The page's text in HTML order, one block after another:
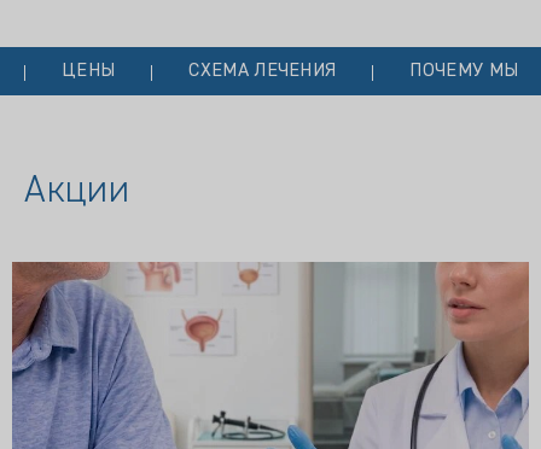
ЦЕНЫ СХЕМА ЛЕЧЕНИЯ ПОЧЕМУ МЫ?
Акции